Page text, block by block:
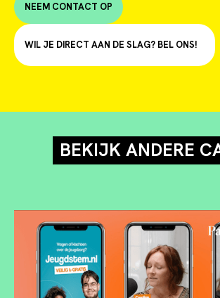
NEEM CONTACT OP
WIL JE DIRECT AAN DE SLAG? BEL ONS!
BEKIJK ANDERE